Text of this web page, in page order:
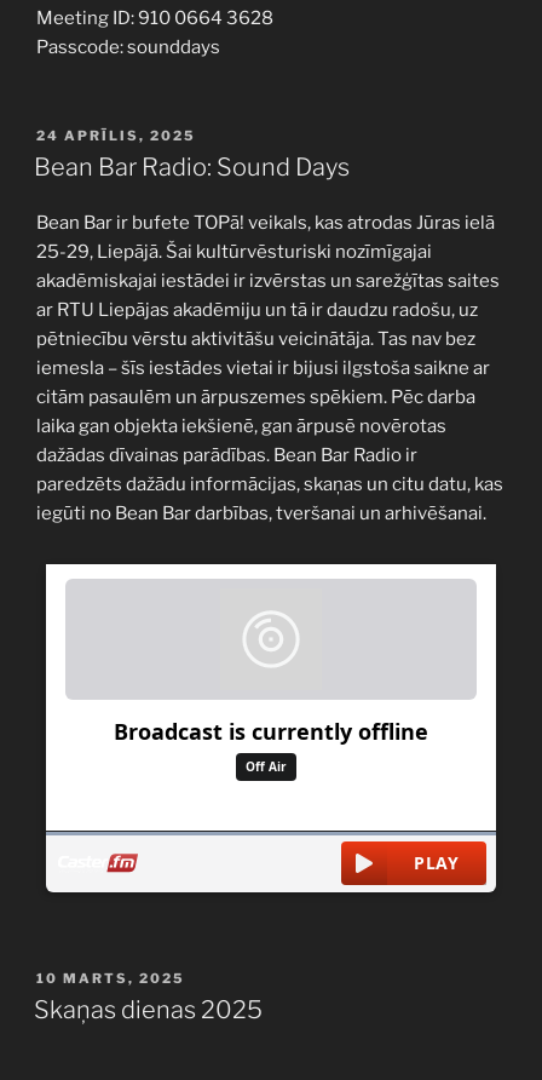
Meeting ID: 910 0664 3628
Passcode: sounddays
PUBLICĒTS
24 APRĪLIS, 2025
Bean Bar Radio: Sound Days
Bean Bar ir bufete TOPā! veikals, kas atrodas Jūras ielā
25-29, Liepājā. Šai kultūrvēsturiski nozīmīgajai
akadēmiskajai iestādei ir izvērstas un sarežģītas saites
ar RTU Liepājas akadēmiju un tā ir daudzu radošu, uz
pētniecību vērstu aktivitāšu veicinātāja. Tas nav bez
iemesla – šīs iestādes vietai ir bijusi ilgstoša saikne ar
citām pasaulēm un ārpuszemes spēkiem. Pēc darba
laika gan objekta iekšienē, gan ārpusē novērotas
dažādas dīvainas parādības. Bean Bar Radio ir
paredzēts dažādu informācijas, skaņas un citu datu, kas
iegūti no Bean Bar darbības, tveršanai un arhivēšanai.
PUBLICĒTS
10 MARTS, 2025
Skaņas dienas 2025